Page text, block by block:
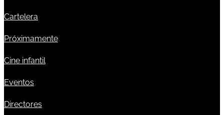
Cartelera
Próximamente
Cine infantil
Eventos
Directores